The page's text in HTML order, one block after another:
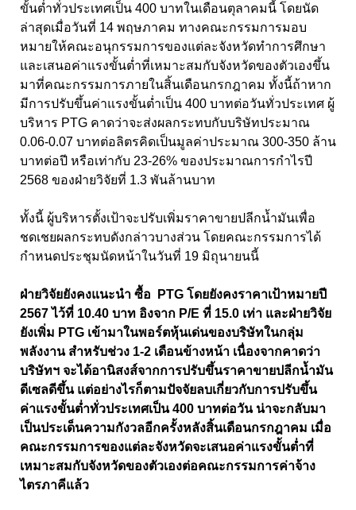
ขั้นต่ำทั่วประเทศเป็น 400 บาทในเดือนตุลาคมนี้ โดยนัด
ล่าสุดเมื่อวันที่ 14 พฤษภาคม ทางคณะกรรมการมอบ
หมายให้คณะอนุกรรมการของแต่ละจังหวัดทำการศึกษา
และเสนอค่าแรงขั้นต่ำที่เหมาะสมกับจังหวัดของตัวเองขึ้น
มาที่คณะกรรมการภายในสิ้นเดือนกรกฎาคม ทั้งนี้ถ้าหาก
มีการปรับขึ้นค่าแรงขั้นต่ำเป็น 400 บาทต่อวันทั่วประเทศ ผู้
บริหาร PTG คาดว่าจะส่งผลกระทบกับบริษัทประมาณ
0.06-0.07 บาทต่อลิตรคิดเป็นมูลค่าประมาณ 300-350 ล้าน
บาทต่อปี หรือเท่ากับ 23-26% ของประมาณการกำไรปี
2568 ของฝ่ายวิจัยที่ 1.3 พันล้านบาท
ทั้งนี้ ผู้บริหารตั้งเป้าจะปรับเพิ่มราคาขายปลีกน้ำมันเพื่อ
ชดเชยผลกระทบดังกล่าวบางส่วน โดยคณะกรรมการได้
กำหนดประชุมนัดหน้าในวันที่ 19 มิถุนายนนี้
ฝ่ายวิจัยยังคงแนะนำ ซื้อ PTG โดยยังคงราคาเป้าหมายปี
2567 ไว้ที่ 10.40 บาท อิงจาก P/E ที่ 15.0 เท่า และฝ่ายวิจัย
ยังเพิ่ม PTG เข้ามาในพอร์ตหุ้นเด่นของบริษัทในกลุ่ม
พลังงาน สำหรับช่วง 1-2 เดือนข้างหน้า เนื่องจากคาดว่า
บริษัทฯ จะได้อานิสงส์จากการปรับขึ้นราคาขายปลีกน้ำมัน
ดีเซลดีขึ้น แต่อย่างไรก็ตามปัจจัยลบเกี่ยวกับการปรับขึ้น
ค่าแรงขั้นต่ำทั่วประเทศเป็น 400 บาทต่อวัน น่าจะกลับมา
เป็นประเด็นความกังวลอีกครั้งหลังสิ้นเดือนกรกฎาคม เมื่อ
คณะกรรมการของแต่ละจังหวัดจะเสนอค่าแรงขั้นต่ำที่
เหมาะสมกับจังหวัดของตัวเองต่อคณะกรรมการค่าจ้าง
ไตรภาคีแล้ว